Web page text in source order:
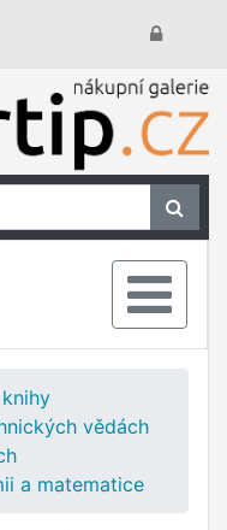
vědách
a matematice